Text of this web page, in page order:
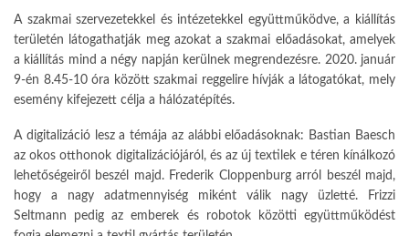
A szakmai szervezetekkel és intéze­tekkel együttműködve, a kiállítás
te­rületén látogathatják meg azokat a szakmai előadásokat, amelyek
a ki­állítás mind a négy napján kerülnek megrendezésre. 2020. január
9-én 8.45-10 óra között szakmai reggelire hívják a látogatókat, mely
esemény kifejezett célja a hálózatépítés.
A digitalizáció lesz a témája az aláb­bi előadásoknak: Bastian Baesch
az okos otthonok digitalizációjáról, és az új textilek e téren kínálkozó
le­hetőségeiről beszél majd. Frederik Cloppenburg arról beszél majd,
hogy a nagy adatmennyiség miként vá­lik nagy üzletté. Frizzi
Seltmann pe­dig az emberek és robotok közöt­ti együttműködést